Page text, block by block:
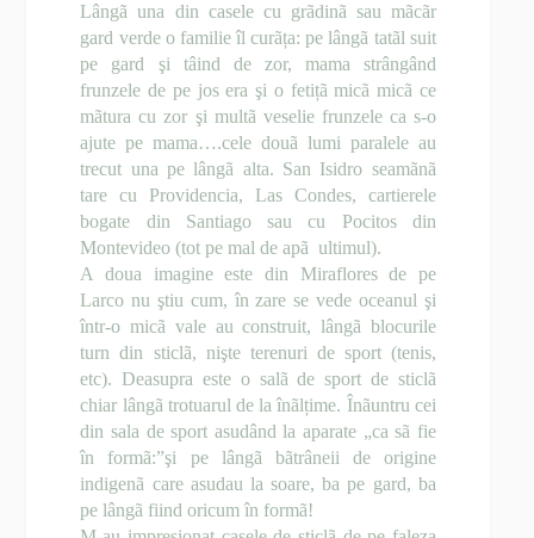
Lângã una din casele cu grãdinã sau mãcãr
gard verde o familie îl curãța: pe lângã tatãl suit
pe gard şi tâind de zor, mama strângând
frunzele de pe jos era şi o fetițã micã micã ce
mãtura cu zor şi multã veselie frunzele ca s-o
ajute pe mama….cele douã lumi paralele au
trecut una pe lângã alta. San Isidro seamãnã
tare cu Providencia, Las Condes, cartierele
bogate din Santiago sau cu Pocitos din
Montevideo (tot pe mal de apã ultimul).
A doua imagine este din Miraflores de pe
Larco nu ştiu cum, în zare se vede oceanul şi
într-o micã vale au construit, lângã blocurile
turn din sticlã, nişte terenuri de sport (tenis,
etc). Deasupra este o salã de sport de sticlã
chiar lângã trotuarul de la înãlțime. Înãuntru cei
din sala de sport asudând la aparate „ca sã fie
în formã:”şi pe lângã bãtrâneii de origine
indigenã care asudau la soare, ba pe gard, ba
pe lângã fiind oricum în formã!